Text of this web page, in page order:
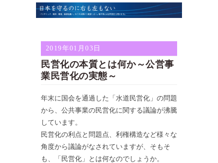
2019年01月03日
民営化の本質とは何か～公営事
業民営化の実態～
年末に国会を通過した「水道民営化」の問題
から、公共事業の民営化に関する議論が沸騰
しています。
民営化の利点と問題点、利権構造など様々な
角度から議論がなされていますが、そもそ
も、「民営化」とは何なのでしょうか。